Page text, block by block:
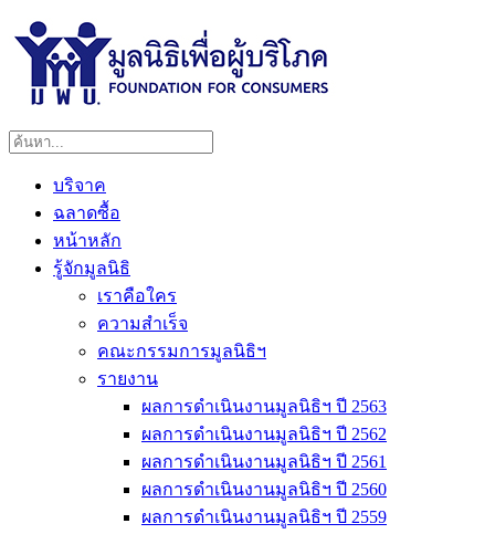
บริจาค
ฉลาดซื้อ
หน้าหลัก
รู้จักมูลนิธิ
เราคือใคร
ความสำเร็จ
คณะกรรมการมูลนิธิฯ
รายงาน
ผลการดำเนินงานมูลนิธิฯ ปี 2563
ผลการดำเนินงานมูลนิธิฯ ปี 2562
ผลการดำเนินงานมูลนิธิฯ ปี 2561
ผลการดำเนินงานมูลนิธิฯ ปี 2560
ผลการดำเนินงานมูลนิธิฯ ปี 2559